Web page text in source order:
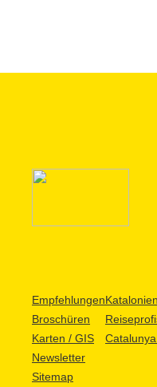
Empfehlungen
Broschüren
Karten / GIS
Newsletter
Sitemap